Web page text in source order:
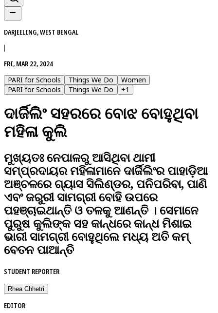
DARJEELING, WEST BENGAL
|
FRI, MAR 22, 2024
PARI for Schools
Things We Do
Women
PARI for Schools
Things We Do +1
ଦାର୍ଜିଲିଂ ସହରରେ ବୋଝ ବୋହୁଥିବା
ମହିଳା କୁଲି
ମୁଖ୍ୟତଃ ନେପାଳରୁ ଆସିଥିବା ଥାମୀ
ସମ୍ପ୍ରଦାୟର ମହିଳାମାନେ ଦାର୍ଜିଲିଂର ପାହାଡ଼ିଆ
ଅଞ୍ଚଳରେ ଗ୍ୟାସ ସିଲିଣ୍ଡର, ପନିପରିବା, ପାଣି
ଏବଂ ଜରୁରୀ ସାମଗ୍ରୀ ବୋହି ଉପରେ
ପହଞ୍ଚାଇଥାନ୍ତି ଓ ତଳକୁ ଆଣନ୍ତି । ସେମାନେ
ପୁରୁଷ କୁଲିଙ୍କ ସହ କାନ୍ଧରେ କାନ୍ଧ ମିଶାଇ
ଭାରୀ ସାମଗ୍ରୀ ବୋହୁଥିଲେ ମଧ୍ୟ ଅତି କମ୍‌
ବେତନ ପାଆନ୍ତି
STUDENT REPORTER
Rhea Chhetri
EDITOR